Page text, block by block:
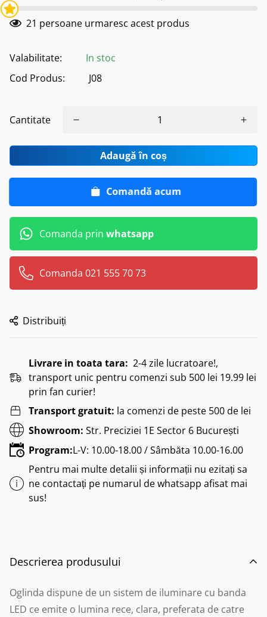
21 persoane urmaresc acest produs
Valabilitate:
In stoc
Cod Produs:
J08
Cantitate
Adaugă în coș
Comandă acum
Comanda prin whatsapp
Comanda 021 555 70 73
Distribuiți
Livrare in toata tara: 2-4 zile lucratoare!,
transport unic pentru comenzi sub 500 lei 19.99 lei
prin fan curier!
Transport gratuit: la comenzi de peste 500 de lei
Showroom: Str. Preciziei 1E Sector 6 București
Program:L-V: 10.00-18.00 / Sâmbăta 10.00-16.00
Pentru mai multe detalii și informații nu ezitați sa
ne contactați pe numarul de whatsapp afisat mai
sus!
Descrierea produsului
Oglinda dispune de un sistem de iluminare cu banda
LED ce emite o lumina rece, clara, preferata de catre